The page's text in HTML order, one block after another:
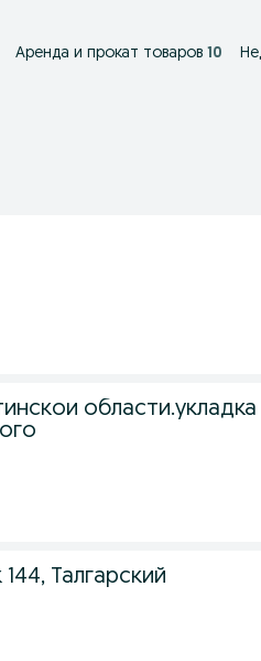
Аренда и прокат товаров 10
области.укладка
Талгарский